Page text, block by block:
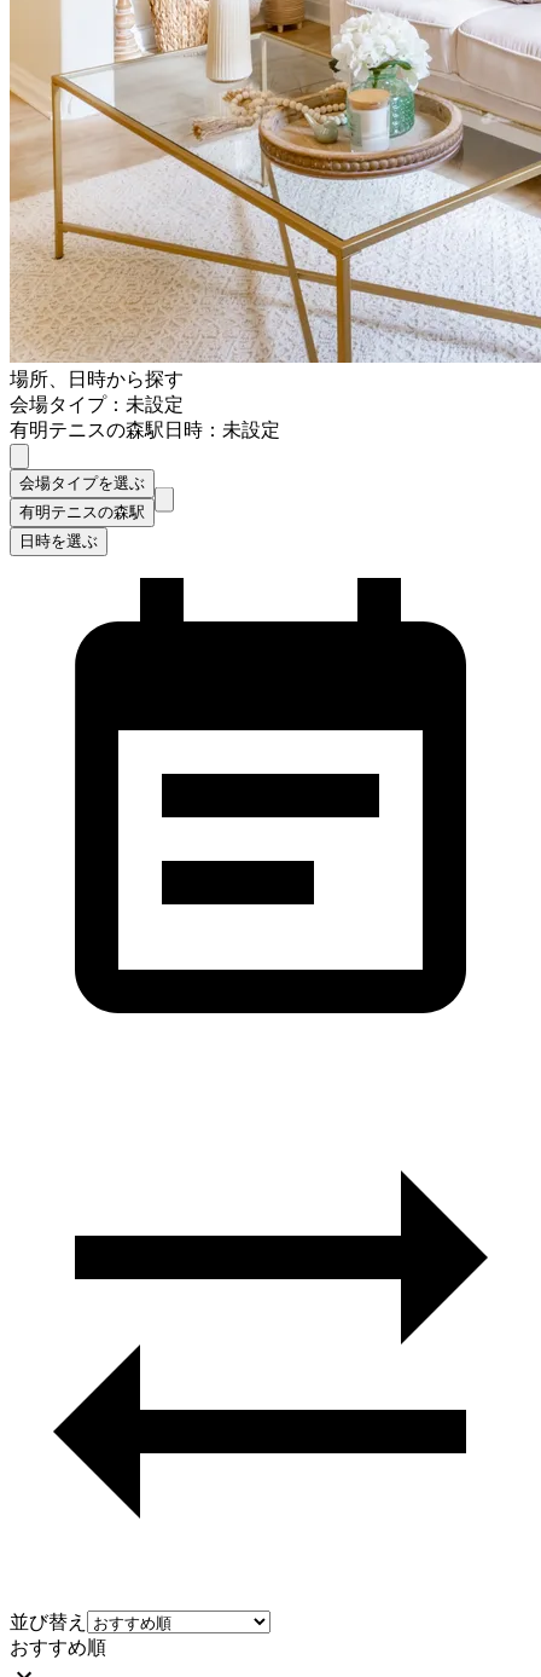
場所、日時から探す
会場タイプ：未設定
有明テニスの森駅日時：未設定
会場タイプを選ぶ
有明テニスの森駅
日時を選ぶ
並び替え
おすすめ順